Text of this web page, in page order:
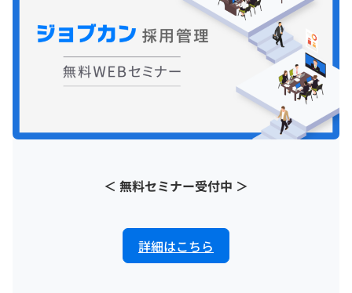
＜ 無料セミナー受付中 ＞
詳細はこちら